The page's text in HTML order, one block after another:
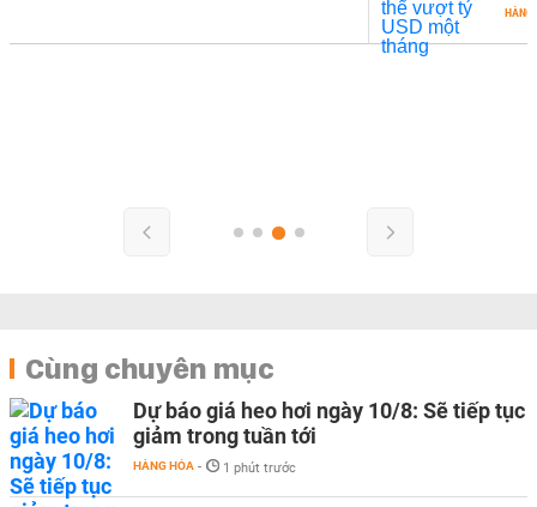
HÀNG
Cùng chuyên mục
Dự báo giá heo hơi ngày 10/8: Sẽ tiếp tục
giảm trong tuần tới
HÀNG HÓA - 1 phút trước